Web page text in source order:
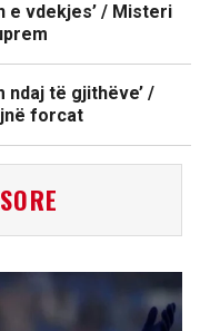
e vdekjes’ / Misteri
ndaj të gjithëve’ /
forcat